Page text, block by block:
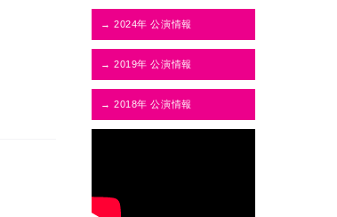
→ 2024年 公演情報
→ 2019年 公演情報
→ 2018年 公演情報